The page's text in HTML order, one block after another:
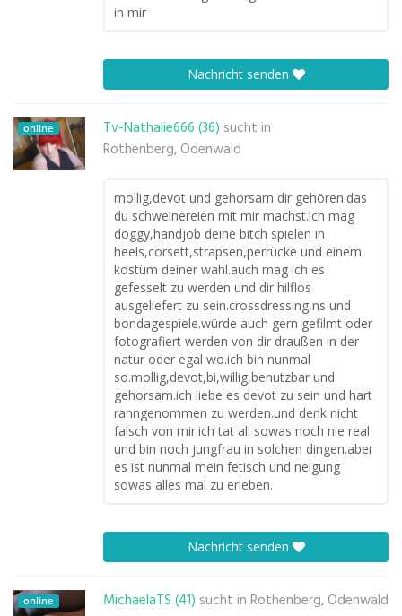
in mir
Nachricht senden
online Tv-Nathalie666 (36) sucht in
Rothenberg, Odenwald
mollig,devot und gehorsam dir gehören.das
du schweinereien mit mir machst.ich mag
doggy,handjob deine bitch spielen in
heels,corsett,strapsen,perrücke und einem
kostüm deiner wahl.auch mag ich es
gefesselt zu werden und dir hilflos
ausgeliefert zu sein.crossdressing,ns und
bondagespiele.würde auch gern gefilmt oder
fotografiert werden von dir draußen in der
natur oder egal wo.ich bin nunmal
so.mollig,devot,bi,willig,benutzbar und
gehorsam.ich liebe es devot zu sein und hart
ranngenommen zu werden.und denk nicht
falsch von mir.ich tat all sowas noch nie real
und bin noch jungfrau in solchen dingen.aber
es ist nunmal mein fetisch und neigung
sowas alles mal zu erleben.
Nachricht senden
online MichaelaTS (41) sucht in Rothenberg, Odenwald